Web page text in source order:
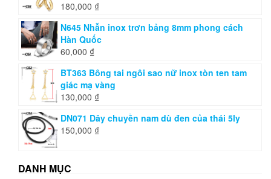
180,000 ₫
N645 Nhẫn inox trơn bảng 8mm phong cách
Hàn Quốc
60,000 ₫
BT363 Bông tai ngôi sao nữ inox tòn ten tam
giác mạ vàng
130,000 ₫
DN071 Dây chuyền nam dù đen của thái 5ly
150,000 ₫
DANH MỤC